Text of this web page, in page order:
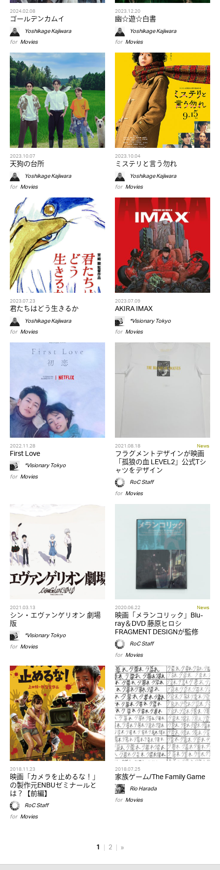
2024.02.08
ゴールデンカムイ
Yoshikage Kajiwara
for Movies
2023.12.20
幽☆遊☆白書
Yoshikage Kajiwara
for Movies
2023.10.07
天狗の台所
Yoshikage Kajiwara
for Movies
2023.10.04
ミステリと言う勿れ
Yoshikage Kajiwara
for Movies
2023.07.23
君たちはどう生きるか
Yoshikage Kajiwara
for Movies
2023.07.09
AKIRA IMAX
*Visionary Tokyo
for Movies
2022.11.28
First Love
*Visionary Tokyo
for Movies
2021.08.18 News
フラグメントデザインが映画
「孤狼の血 LEVEL2」公式Tシ
ャツをデザイン
RoC Staff
for Movies
2021.03.13
シン・エヴァンゲリオン 劇場
版
*Visionary Tokyo
for Movies
2020.06.22 News
映画「メランコリック」Blu-
ray＆DVD 藤原ヒロシ
FRAGMENT DESIGNが監修
RoC Staff
for Movies
2018.11.23
映画「カメラを止めるな！」
の製作元ENBUゼミナールと
は？【前編】
RoC Staff
for Movies
2018.07.25
家族ゲーム/The Family Game
Rio Harada
for Movies
1 2 »